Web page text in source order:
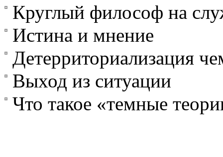
Круглый философ на
Истина и мнение
Детерриториализация
Выход из ситуации
Что такое «темные